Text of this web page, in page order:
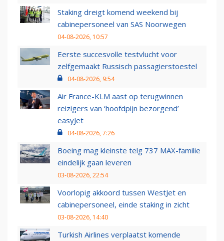
Staking dreigt komend weekend bij
cabinepersoneel van SAS Noorwegen
04-08-2026, 10:57
Eerste succesvolle testvlucht voor
zelfgemaakt Russisch passagierstoestel
04-08-2026, 9:54
Air France-KLM aast op terugwinnen
reizigers van ‘hoofdpijn bezorgend’
easyJet
04-08-2026, 7:26
Boeing mag kleinste telg 737 MAX-familie
eindelijk gaan leveren
03-08-2026, 22:54
Voorlopig akkoord tussen WestJet en
cabinepersoneel, einde staking in zicht
03-08-2026, 14:40
Turkish Airlines verplaatst komende